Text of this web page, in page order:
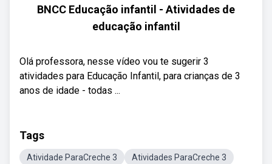
BNCC Educação infantil - Atividades de
educação infantil
Olá professora, nesse vídeo vou te sugerir 3
atividades para Educação Infantil, para crianças de 3
anos de idade - todas ...
Tags
Atividade ParaCreche 3
Atividades ParaCreche 3